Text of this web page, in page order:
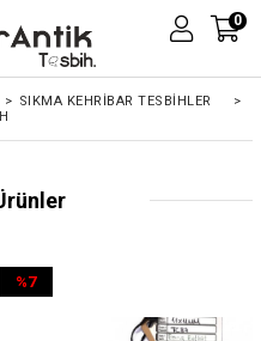
0
> SIKMA KEHRİBAR TESBİHLER
>
%7